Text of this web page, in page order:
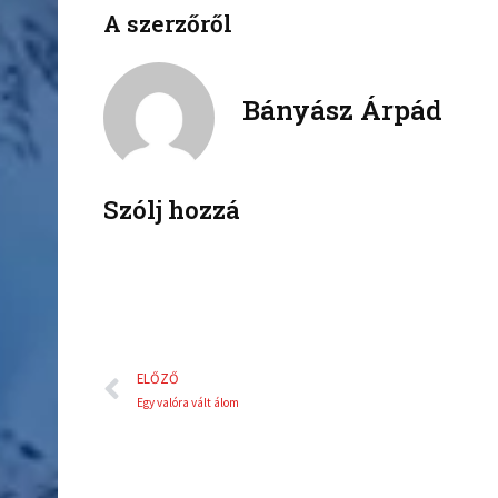
o
c
o
i
A szerzőről
Bányász Árpád
Szólj hozzá
Előző
ELŐZŐ
Egy valóra vált álom